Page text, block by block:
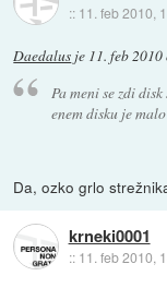
:: 11. feb 2010,
Daedalus je 11. feb
Pa meni se zdi
enem disku je
Da, ozko grlo
krneki0001
:: 11. feb 2010,